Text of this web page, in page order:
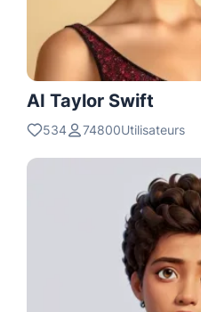
AI Taylor Swift
534 74800Utilisateurs